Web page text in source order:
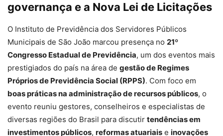
governança e a Nova Lei de Licitações
O Instituto de Previdência dos Servidores Públicos
Municipais de São João marcou presença no 21º
Congresso Estadual de Previdência, um dos eventos mais
prestigiados do país na área de gestão de Regimes
Próprios de Previdência Social (RPPS). Com foco em
boas práticas na administração de recursos públicos, o
evento reuniu gestores, conselheiros e especialistas de
diversas regiões do Brasil para discutir tendências em
investimentos públicos, reformas atuariais e inovações